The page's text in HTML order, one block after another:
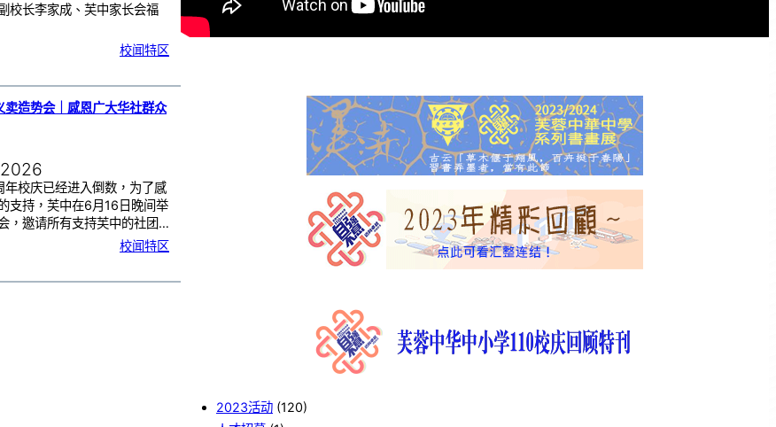
校长李家成、芙中家长会福
校闻特区
卖造势会｜感恩广大华社群众
年校庆已经进入倒数，为了感
支持，芙中在6月16日晚间举
，邀请所有支持芙中的社团…
校闻特区
2023活动 (120)